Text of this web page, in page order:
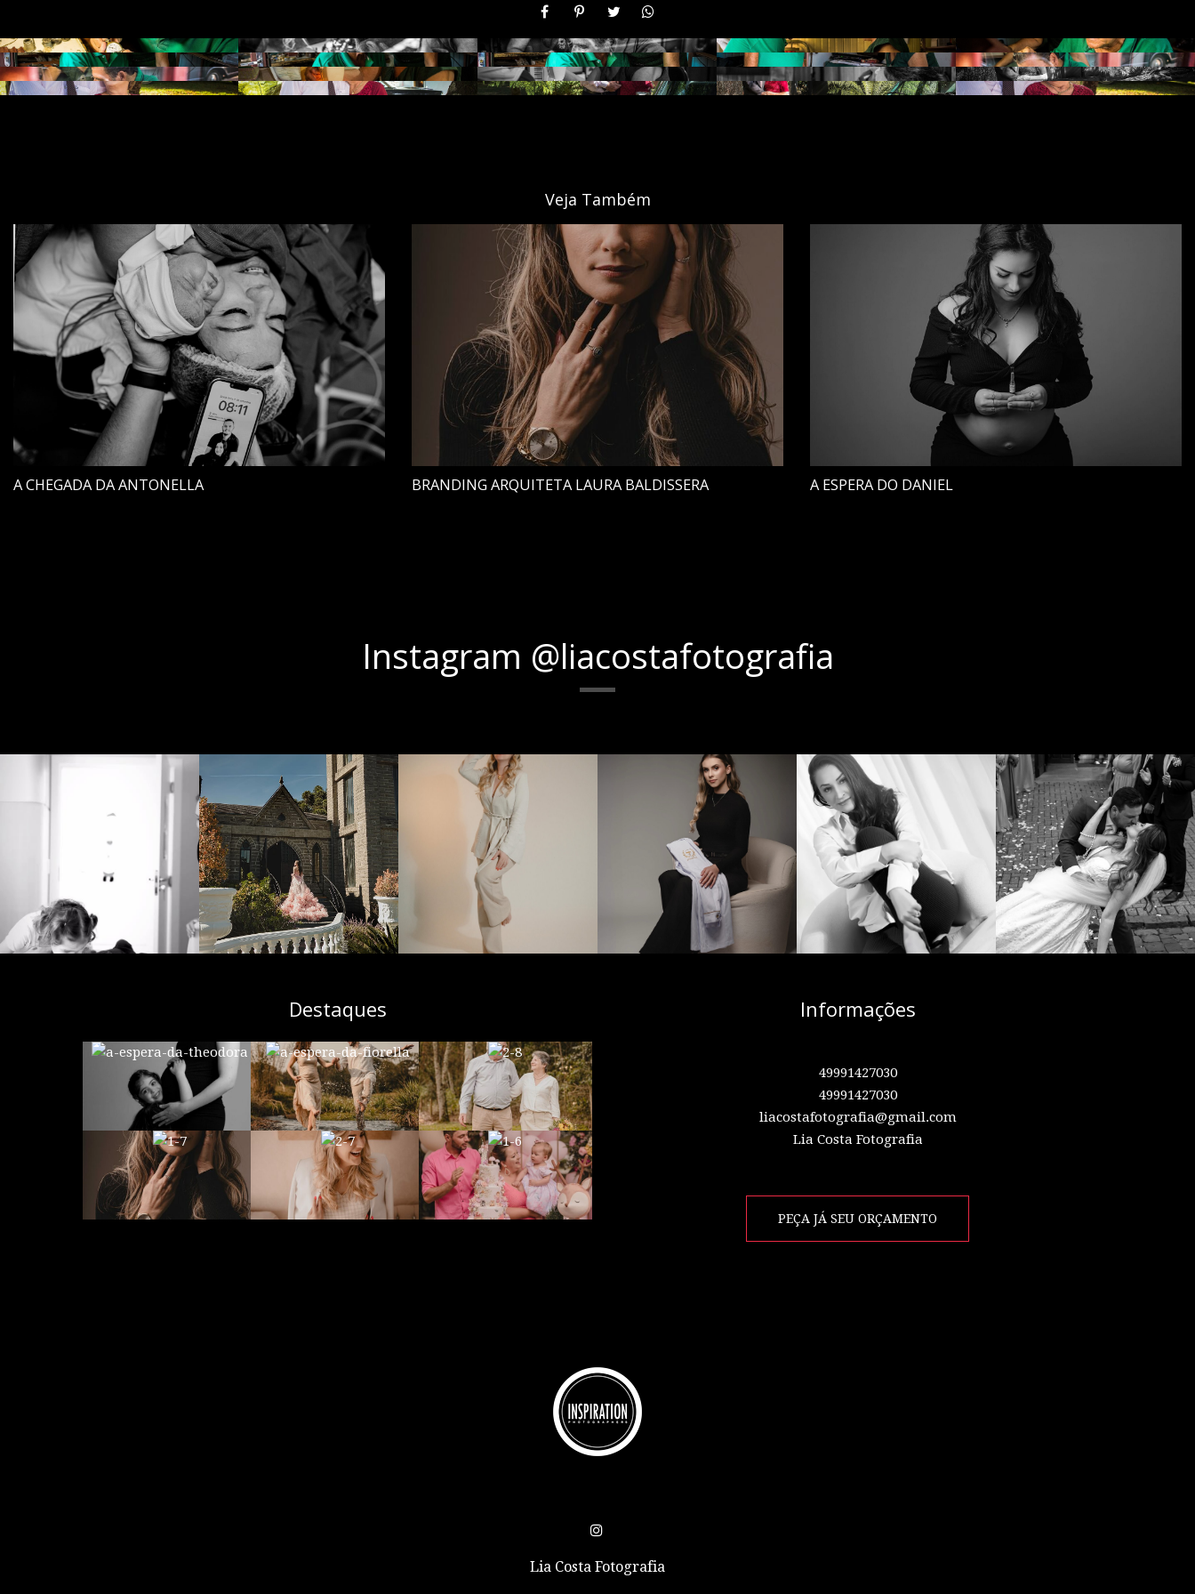
Veja Também
A CHEGADA DA ANTONELLA BRANDING ARQUITETA LAURA BALDISSERA A ESPERA DO DANIEL
Instagram @liacostafotografia
Destaques Informações
49991427030
49991427030
liacostafotografia@gmail.com
Lia Costa Fotografia
PEÇA JÁ SEU ORÇAMENTO
Lia Costa Fotografia